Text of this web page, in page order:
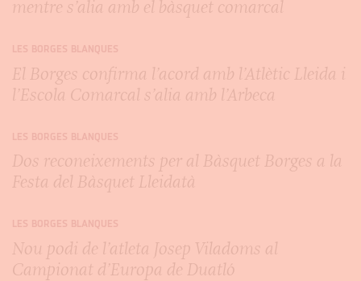
mentre s’alia amb el bàsquet comarcal
LES BORGES BLANQUES
El Borges confirma l’acord amb l’Atlètic Lleida i
l’Escola Comarcal s’alia amb l’Arbeca
LES BORGES BLANQUES
Dos reconeixements per al Bàsquet Borges a la
Festa del Bàsquet Lleidatà
LES BORGES BLANQUES
Nou podi de l’atleta Josep Viladoms al
Campionat d’Europa de Duatló